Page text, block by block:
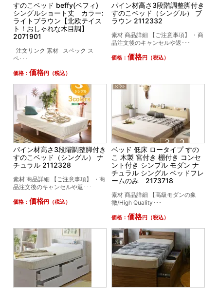
すのこベッド beffy(ベフィ)
シングルショート丈 カラー:
ライトブラウン【北欧テイス
ト！おしゃれな木目調】
2071901
注文リンク 素材 スペック ス
ペ･･･
価格：価格円（税込）
パイン材高さ3段階調整脚付き
すのこベッド（シングル） ブ
ラウン 2112332
素材 商品詳細 【ご注意事項】 ・商
品注文後のキャンセルや返･･･
価格： 価格円（税込）
パイン材高さ3段階調整脚付き
すのこベッド（シングル） ナ
チュラル 2112328
素材 商品詳細 【ご注意事項】 ・商
品注文後のキャンセルや返･･･
価格：価格円（税込）
ベッド 低床 ロータイプ すの
こ 木製 宮付き 棚付き コンセ
ント付き シンプル モダン ナ
チュラル シングル ベッドフレ
ームのみ 2173718
素材 商品詳細 【高級モダンの象
徴/High Quality･･･
価格： 価格円（税込）